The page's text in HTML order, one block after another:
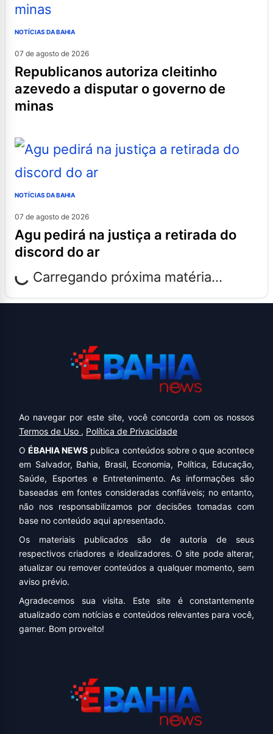
NOTÍCIAS DA BAHIA
07 de agosto de 2026
republicanos autoriza cleitinho
azevedo a disputar o governo de
minas
NOTÍCIAS DA BAHIA
07 de agosto de 2026
agu pedirá na justiça a retirada do
discord do ar
Carregando próxima matéria...
Ao navegar por este site, você concorda com os nossos
Termos de Uso , Política de Privacidade
OÉBAHIA NEWS publica conteúdos sobre o que acontece
em Salvador, Bahia, Brasil, Economia, Política, Educação,
Saúde, Esportes e Entretenimento. As informações são
baseadas em fontes consideradas confiáveis; no entanto,
não nos responsabilizamos por decisões tomadas com
base no conteúdo aqui apresentado.
Os materiais publicados são de autoria de seus
respectivos criadores e idealizadores. O site pode alterar,
atualizar ou remover conteúdos a qualquer momento, sem
aviso prévio.
Agradecemos sua visita. Este site é constantemente
atualizado com notícias e conteúdos relevantes para você,
gamer. Bom proveito!